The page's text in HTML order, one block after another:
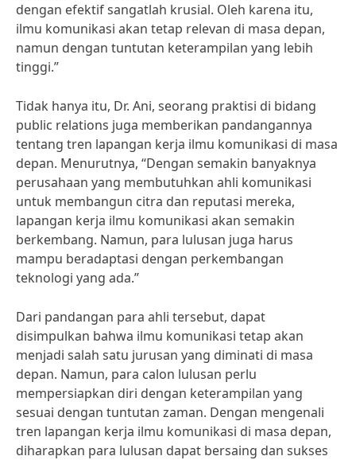
dengan efektif sangatlah krusial. Oleh karena itu,
ilmu komunikasi akan tetap relevan di masa depan,
namun dengan tuntutan keterampilan yang lebih
tinggi.”
Tidak hanya itu, Dr. Ani, seorang praktisi di bidang
public relations juga memberikan pandangannya
tentang tren lapangan kerja ilmu komunikasi di masa
depan. Menurutnya, “Dengan semakin banyaknya
perusahaan yang membutuhkan ahli komunikasi
untuk membangun citra dan reputasi mereka,
lapangan kerja ilmu komunikasi akan semakin
berkembang. Namun, para lulusan juga harus
mampu beradaptasi dengan perkembangan
teknologi yang ada.”
Dari pandangan para ahli tersebut, dapat
disimpulkan bahwa ilmu komunikasi tetap akan
menjadi salah satu jurusan yang diminati di masa
depan. Namun, para calon lulusan perlu
mempersiapkan diri dengan keterampilan yang
sesuai dengan tuntutan zaman. Dengan mengenali
tren lapangan kerja ilmu komunikasi di masa depan,
diharapkan para lulusan dapat bersaing dan sukses